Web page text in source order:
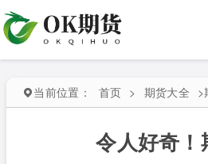
当前位置： 首页 > 期货大全 >
令人好奇